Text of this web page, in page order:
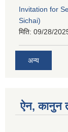
Invitation for
Sichai)
मिति: 09/28/
अन्य
ऐन, कानुन